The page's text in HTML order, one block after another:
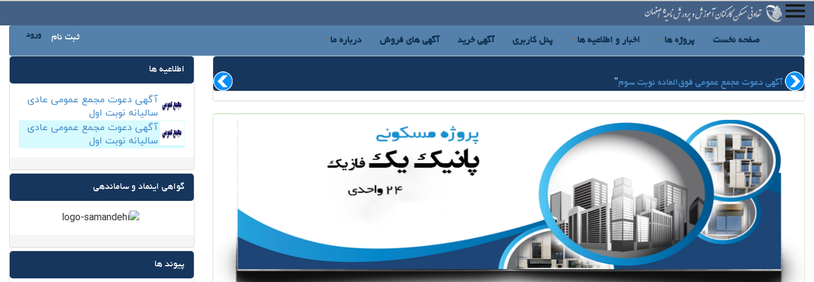
صفحه نخست پروژه ها اخبار و اطلاعیه ها پنل کاربری آگهی خرید آگهی های فروش درباره ما ثبت نام ورود
آگهی دعوت مجمع عمومی فوق‌العاده نوبت سوم"
اطلاعیه ها
آگهی دعوت مجمع عمومی عادی
سالیانه نوبت اول
آگهی دعوت مجمع عمومی عادی
سالیانه نوبت اول
گواهی اینماد و ساماندهی
پیوند ها